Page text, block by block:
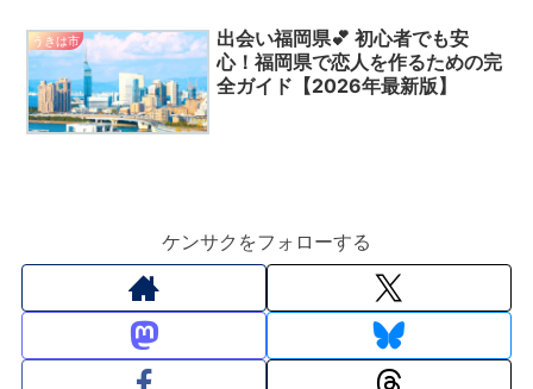
うきは市
出会い福岡県💕 初心者でも安
心！福岡県で恋人を作るための完
全ガイド【2026年最新版】
ケンサクをフォローする